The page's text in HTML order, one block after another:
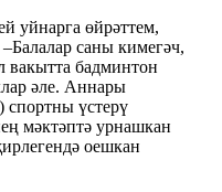
уйнарга өйрәттем,
саны кимегәч,
бадминтон
әле. Аннары
спортны үстерү
мәктәптә урнашкан
оешкан